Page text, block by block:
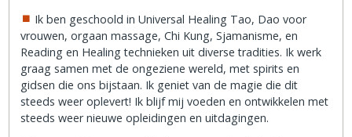
Ik ben geschoold in Universal Healing Tao, Dao voor
vrouwen, orgaan massage, Chi Kung, Sjamanisme, en
Reading en Healing technieken uit diverse tradities. Ik werk
graag samen met de ongeziene wereld, met spirits en
gidsen die ons bijstaan. Ik geniet van de magie die dit
steeds weer oplevert! Ik blijf mij voeden en ontwikkelen met
steeds weer nieuwe opleidingen en uitdagingen.